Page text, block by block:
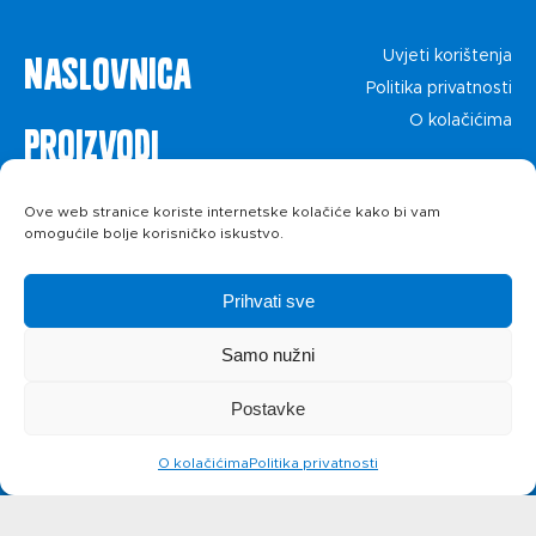
Ove web stranice koriste internetske kolačiće kako bi vam
omogućile bolje korisničko iskustvo.
Prihvati sve
Samo nužni
Postavke
O kolačićimaPolitika privatnosti
Naslovnica
Proizvodi
Recepti
Priča o ABC
Uvjeti korištenja
Politika privatnosti
O kolačićima